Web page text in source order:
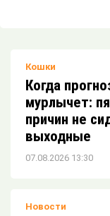
Кошки
Когда
мурлычет:
причин не
выходные
07.08.2026 13:30
Новости